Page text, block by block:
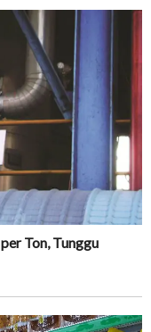
Ton, Tunggu